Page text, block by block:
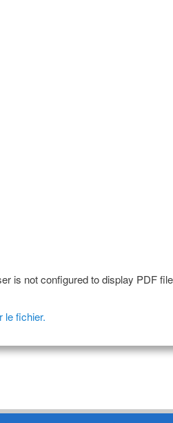
is not configured to display PDF
le fichier.